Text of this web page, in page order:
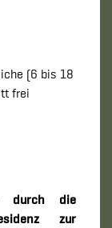
(6 bis 18
frei
durch die
zur